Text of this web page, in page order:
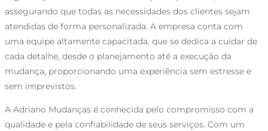
assegurando que todas as necessidades dos clientes sejam
atendidas de forma personalizada. A empresa conta com
uma equipe altamente capacitada, que se dedica a cuidar de
cada detalhe, desde o planejamento até a execução da
mudança, proporcionando uma experiência sem estresse e
sem imprevistos.
A Adriano Mudanças é conhecida pelo compromisso com a
qualidade e pela confiabilidade de seus serviços. Com um